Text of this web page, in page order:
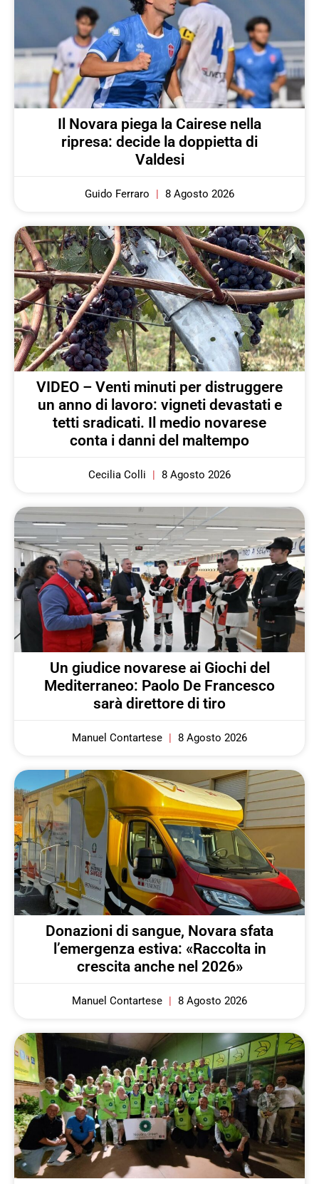
Il Novara piega la Cairese nella
ripresa: decide la doppietta di
Valdesi
Guido Ferraro 8 Agosto 2026
VIDEO – Venti minuti per distruggere
un anno di lavoro: vigneti devastati e
tetti sradicati. Il medio novarese
conta i danni del maltempo
Cecilia Colli 8 Agosto 2026
Un giudice novarese ai Giochi del
Mediterraneo: Paolo De Francesco
sarà direttore di tiro
Manuel Contartese 8 Agosto 2026
Donazioni di sangue, Novara sfata
l’emergenza estiva: «Raccolta in
crescita anche nel 2026»
Manuel Contartese 8 Agosto 2026